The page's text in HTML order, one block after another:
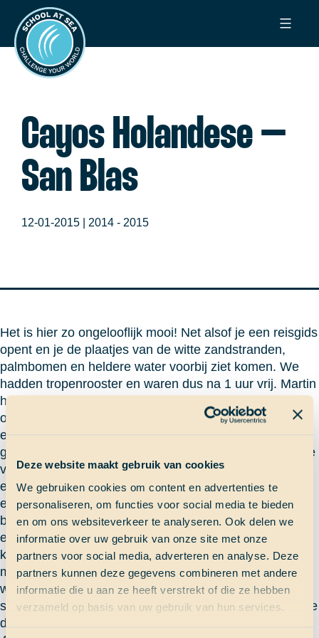
Deze website maakt gebruik van cookies
We gebruiken cookies om content en advertenties te
personaliseren, om functies voor social media te bieden
en om ons websiteverkeer te analyseren. Ook delen we
informatie over uw gebruik van onze site met onze
partners voor social media, adverteren en analyse. Deze
partners kunnen deze gegevens combineren met andere
informatie die u aan ze heeft verstrekt of die ze hebben
verzameld op basis van uw gebruik van hun services.
naar
inhoud
School
at
Sea
Cayos Holandese –
San Blas
12-01-2015 | 2014 - 2015
Het is hier zo ongelooflijk mooi! Net alsof je een reisgids
opent en je de plaatjes van de witte zandstranden,
palmbomen en heldere water voorbij ziet komen. We
hadden tropenrooster en waren dus na 1 uur vrij. Martin
had al heel vaak gezegd dat dit DE mooiste plek was
om te snorkelen. We waren omringd door een aantal
eilandjes en we mochten kiezen naar welke we wilden
gaan. Uiteindelijk gingen er verschillende boten naar de
verschillende eilandjes. Op het eerste eiland leefden
een paar mensen, het tweede eiland was onbewoond
en had een strand, een paar bomen en veel
bossage (hier hebben we ook overnacht). Het laatste
eiland was meer een zandbank met een prachtig
koraalrif! Veel mensen zijn gaan snorkelen wat echt de
moeite waard was! We hebben veel vissen en andere
waterdieren gezien, mooie schelpen en zelfs
springende roggen uit het water. Een bijzondere dag die
de meeste van ons denk ik niet snel gaan vergeten.